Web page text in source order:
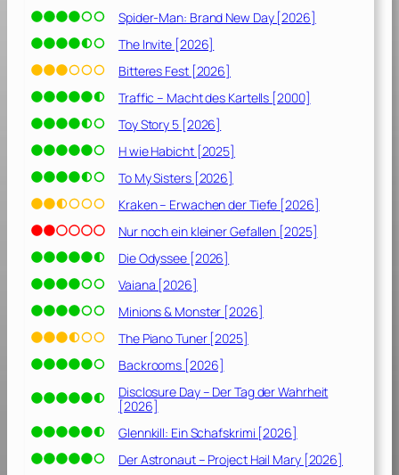
t
e
F
m
i
l
i
e
[
2
0
2
1
Spider-Man: Brand New Day [2026]
The Invite [2026]
Bitteres Fest [2026]
Traffic – Macht des Kartells [2000]
Toy Story 5 [2026]
H wie Habicht [2025]
To My Sisters [2026]
Kraken – Erwachen der Tiefe [2026]
Nur noch ein kleiner Gefallen [2025]
Die Odyssee [2026]
Vaiana [2026]
Minions & Monster [2026]
The Piano Tuner [2025]
Backrooms [2026]
Disclosure Day – Der Tag der Wahrheit
[2026]
Glennkill: Ein Schafskrimi [2026]
Der Astronaut – Project Hail Mary [2026]